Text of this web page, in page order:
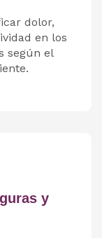
dolor,
en los
según el
y